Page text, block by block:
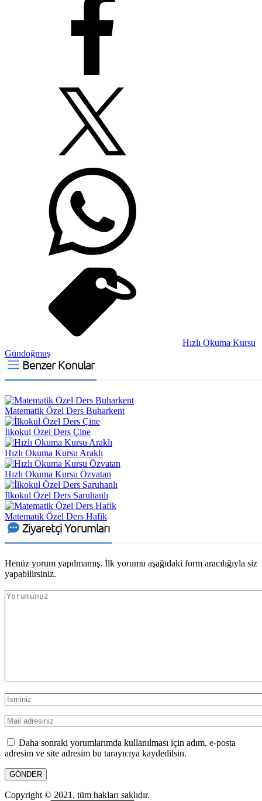
Hızlı Okuma Kursu
Gündoğmuş
Benzer Konular
Matematik Özel Ders Buharkent
İlkokul Özel Ders Çine
Hızlı Okuma Kursu Araklı
Hızlı Okuma Kursu Özvatan
İlkokul Özel Ders Saruhanlı
Matematik Özel Ders Hafik
Ziyaretçi Yorumları
Henüz yorum yapılmamış. İlk yorumu aşağıdaki form aracılığıyla siz
yapabilirsiniz.
Daha sonraki yorumlarımda kullanılması için adım, e-posta
adresim ve site adresim bu tarayıcıya kaydedilsin.
Copyright © 2021, tüm hakları saklıdır.